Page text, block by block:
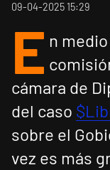
09-04-2025 15:29
E n
cámara de
del caso
sobre el
vez es más